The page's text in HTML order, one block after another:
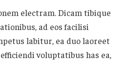
electram. Dicam tibique
ad eos facilisi
labitur, ea duo laoreet
voluptatibus has ea,